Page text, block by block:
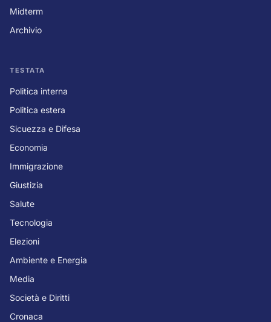
Midterm
Archivio
TESTATA
Politica interna
Politica estera
Sicuezza e Difesa
Economia
Immigrazione
Giustizia
Salute
Tecnologia
Elezioni
Ambiente e Energia
Media
Società e Diritti
Cronaca